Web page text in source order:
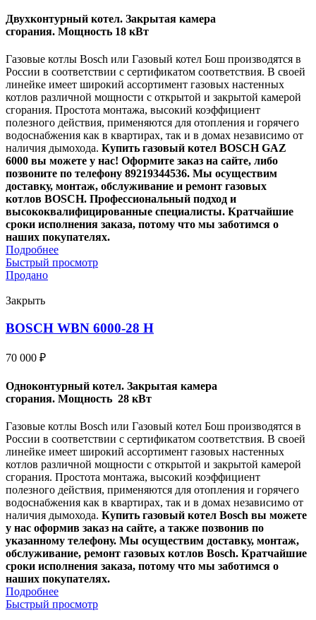
Двухконтурный котел. Закрытая камера
сгорания. Мощность 18 кВт
Газовые котлы Bosch или Газовый котел Бош производятся в
России в соответствии с сертификатом соответствия. В своей
линейке имеет широкий ассортимент газовых настенных
котлов различной мощности с открытой и закрытой камерой
сгорания. Простота монтажа, высокий коэффициент
полезного действия, применяются для отопления и горячего
водоснабжения как в квартирах, так и в домах независимо от
наличия дымохода. Купить газовый котел BOSCH GAZ
6000 вы можете у нас! Оформите заказ на сайте, либо
позвоните по телефону 89219344536. Мы осуществим
доставку, монтаж, обслуживание и ремонт газовых
котлов BOSCH. Профессиональный подход и
высококвалифицированные специалисты. Кратчайшие
сроки исполнения заказа, потому что мы заботимся о
наших покупателях.
Подробнее
Быстрый просмотр
Продано
Закрыть
BOSCH WBN 6000-28 H
70 000 ₽
Одноконтурный котел. Закрытая камера
сгорания. Мощность 28 кВт
Газовые котлы Bosch или Газовый котел Бош производятся в
России в соответствии с сертификатом соответствия. В своей
линейке имеет широкий ассортимент газовых настенных
котлов различной мощности с открытой и закрытой камерой
сгорания. Простота монтажа, высокий коэффициент
полезного действия, применяются для отопления и горячего
водоснабжения как в квартирах, так и в домах независимо от
наличия дымохода. Купить газовый котел Bosch вы можете
у нас оформив заказ на сайте, а также позвонив по
указанному телефону. Мы осуществим доставку, монтаж,
обслуживание, ремонт газовых котлов Bosch. Кратчайшие
сроки исполнения заказа, потому что мы заботимся о
наших покупателях.
Подробнее
Быстрый просмотр